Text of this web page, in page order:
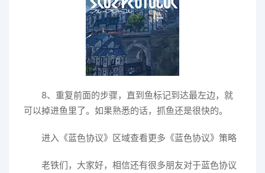
8、重复前面的步骤，直到鱼标记到达最左边，就
可以掉进鱼里了。如果熟悉的话，抓鱼还是很快的。
进入《蓝色协议》区域查看更多《蓝色协议》策略
老铁们，大家好，相信还有很多朋友对于蓝色协议